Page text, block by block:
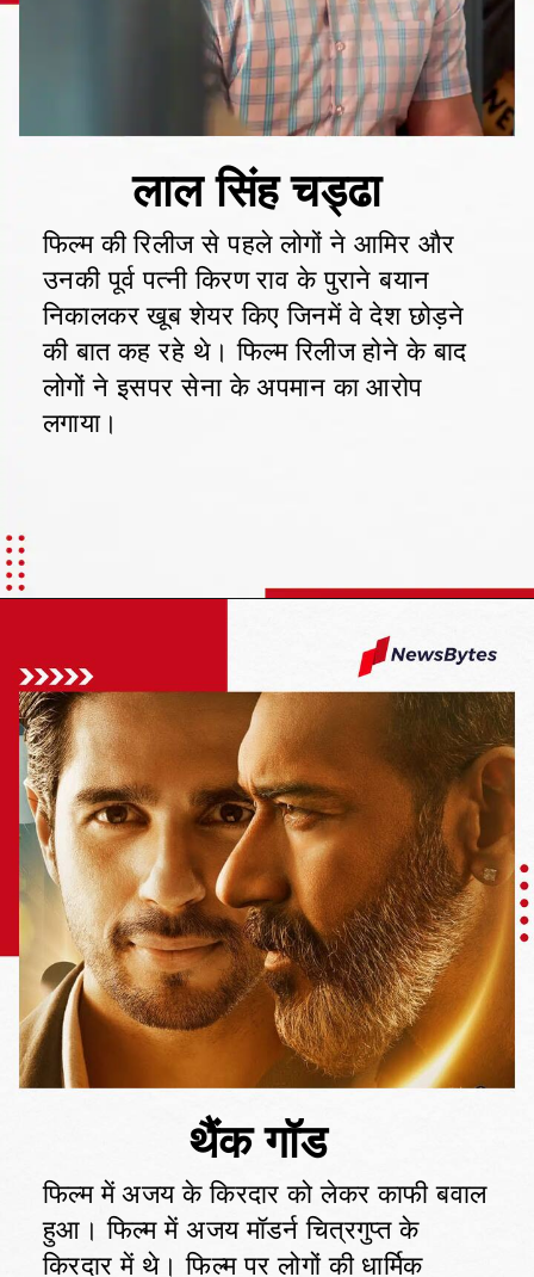
लाल सिंह चड्ढा
फिल्म की रिलीज से पहले लोगों ने आमिर और
उनकी पूर्व पत्नी किरण राव के पुराने बयान
निकालकर खूब शेयर किए जिनमें वे देश छोड़ने
की बात कह रहे थे। फिल्म रिलीज होने के बाद
लोगों ने इसपर सेना के अपमान का आरोप
थैंक गॉड
फिल्म में अजय के किरदार को लेकर काफी बवाल
हुआ। फिल्म में अजय मॉडर्न चित्रगुप्त के
किरदार में थे। फिल्म पर लोगों की धार्मिक